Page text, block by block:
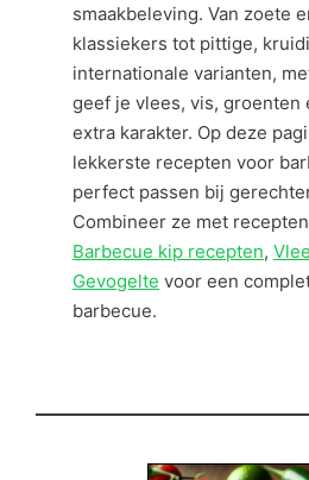
smaakbeleving. Van zoete
klassiekers tot pittige,
internationale varianten,
geef je vlees, vis, groenten
extra karakter. Op deze
lekkerste recepten voor
perfect passen bij
Combineer ze met
Barbecue kip recepten,
Gevogelte voor een
barbecue.